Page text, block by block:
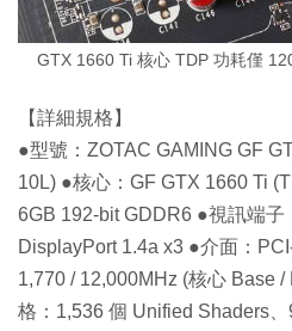
GTX 1660 Ti 核心 TDP 功耗僅
【詳細規格】
●型號：ZOTAC GAMING GF
10L) ●核心：GF GTX 1660 Ti
6GB 192-bit GDDR6 ●視訊端子
DisplayPort 1.4a x3 ●介面：
1,770 / 12,000MHz (核心 Base
格：1,536 個 Unified Shaders、